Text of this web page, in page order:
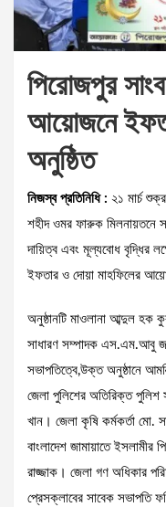
পিরোজপুর
আয়োজনে
অনুষ্ঠিত
নিজস্ব প্রতিনিধি : ২১ মার্চ
শহীদ ওমর ফারুক মিলনায়তনে
দায়িত্ব এবং মূল্যবোধ বৃদ্ধির
ইফতার ও দোয়া মাহফিলের
অনুষ্ঠানটি মাওলানা আব্দুল হক
সাধারণ সম্পাদক এস.এম.আবু
সভাপতিত্বে,উক্ত অনুষ্ঠানে
জেলা পুলিশের অতিরিক্ত পুলিশ
খান। জেলা কৃষি কর্মকর্তা মো.
বাংলাদেশ জামায়াতে ইসলামীর
রাজ্জাক। জেলা গণ অধিকার
প্রেসক্লাবের সাবেক সভাপতি